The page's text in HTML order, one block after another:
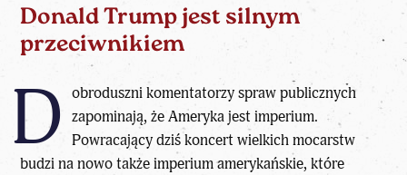
Donald Trump jest silnym
przeciwnikiem
D
obroduszni komentatorzy spraw publicznych
zapominają, że Ameryka jest imperium.
Powracający dziś koncert wielkich mocarstw
budzi na nowo także imperium amerykańskie, które